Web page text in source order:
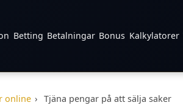
Betting Betalningar Bonus Kalkylatorer
online › Tjäna pengar på att sälja saker